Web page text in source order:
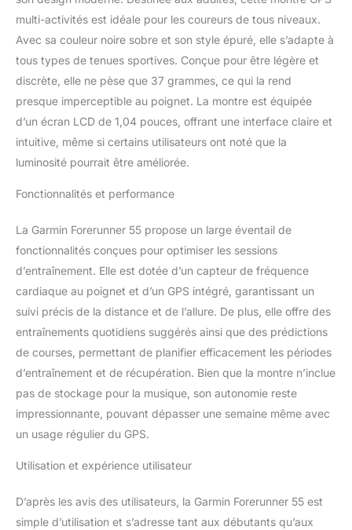
en piscine, course
virtuelle, Pilates, HIIT et
exercices de respiration.
Suggestion
d’entrainements
quotidiens prenant en
compte le niveau de
forme physique. Plans
d’entrainement gratuits
pour préparer un 5km,
marathon.
permet de connaitre sa
position plus
précisément même dans
les zones les plus
escarpées.
Accéléromètre intégré.
Fonctions PacePro,
Finish Time et temps de
récupération pour une
gestion parfaite de
l’effort. Taille d'affichage:
Composants inclus:
documentation
multi-activités est idéale pour les coureurs de tous niveaux.
Avec sa couleur noire sobre et son style épuré, elle s’adapte à
tous types de tenues sportives. Conçue pour être légère et
discrète, elle ne pèse que 37 grammes, ce qui la rend
presque imperceptible au poignet. La montre est équipée
d’un écran LCD de 1,04 pouces, offrant une interface claire et
intuitive, même si certains utilisateurs ont noté que la
luminosité pourrait être améliorée.
Fonctionnalités et performance
La Garmin Forerunner 55 propose un large éventail de
fonctionnalités conçues pour optimiser les sessions
d’entraînement. Elle est dotée d’un capteur de fréquence
cardiaque au poignet et d’un GPS intégré, garantissant un
suivi précis de la distance et de l’allure. De plus, elle offre des
entraînements quotidiens suggérés ainsi que des prédictions
de courses, permettant de planifier efficacement les périodes
d’entraînement et de récupération. Bien que la montre n’inclue
pas de stockage pour la musique, son autonomie reste
impressionnante, pouvant dépasser une semaine même avec
un usage régulier du GPS.
Utilisation et expérience utilisateur
D’après les avis des utilisateurs, la Garmin Forerunner 55 est
simple d’utilisation et s’adresse tant aux débutants qu’aux